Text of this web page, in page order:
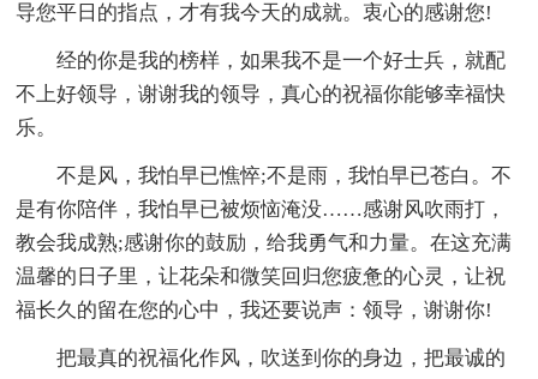
导您平日的指点，才有我今天的成就。衷心的感谢您!
经的你是我的榜样，如果我不是一个好士兵，就配
不上好领导，谢谢我的领导，真心的祝福你能够幸福快
乐。
不是风，我怕早已憔悴;不是雨，我怕早已苍白。不
是有你陪伴，我怕早已被烦恼淹没……感谢风吹雨打，
教会我成熟;感谢你的鼓励，给我勇气和力量。在这充满
温馨的日子里，让花朵和微笑回归您疲惫的心灵，让祝
福长久的留在您的心中，我还要说声：领导，谢谢你!
把最真的祝福化作风，吹送到你的身边，把最诚的